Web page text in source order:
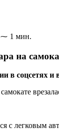
⁓ 1 мин.
на
в соцсетях
с легковым